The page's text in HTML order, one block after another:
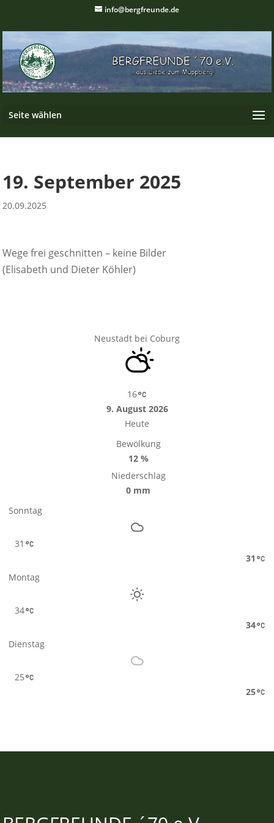
info@bergfreunde.de
Seite wählen
19. September 2025
20.09.2025
Wege frei geschnitten – keine Bilder
(Elisabeth und Dieter Köhler)
Neustadt bei Coburg
16
9. August 2026
Heute
Bewölkung
12 %
Niederschlag
0 mm
Sonntag
31
31
Montag
34
34
Dienstag
25
25